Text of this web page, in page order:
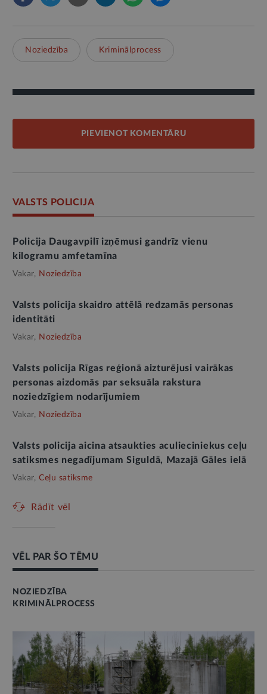
Noziedzība Kriminālprocess
PIEVIENOT KOMENTĀRU
VALSTS POLICIJA
Policija Daugavpilī izņēmusi gandrīz vienu
kilogramu amfetamīna
Vakar, Noziedzība
Valsts policija skaidro attēlā redzamās personas
identitāti
Vakar, Noziedzība
Valsts policija Rīgas reģionā aizturējusi vairākas
personas aizdomās par seksuāla rakstura
noziedzīgiem nodarījumiem
Vakar, Noziedzība
Valsts policija aicina atsaukties aculieciniekus ceļu
satiksmes negadījumam Siguldā, Mazajā Gāles ielā
Vakar, Ceļu satiksme
Rādīt vēl
VĒL PAR ŠO TĒMU
NOZIEDZĪBA
KRIMINĀLPROCESS